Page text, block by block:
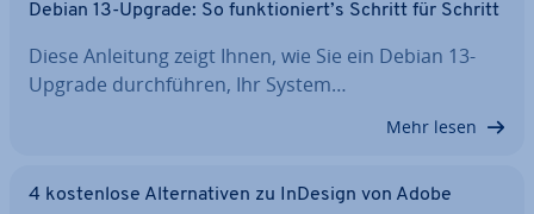
Debian 13-Upgrade: So funk­tio­niert’s Schritt für Schritt
Diese Anleitung zeigt Ihnen, wie Sie ein Debian 13-
Upgrade durch­füh­ren, Ihr System…
Mehr lesen
4 kos­ten­lo­se Al­ter­na­ti­ven zu InDesign von Adobe